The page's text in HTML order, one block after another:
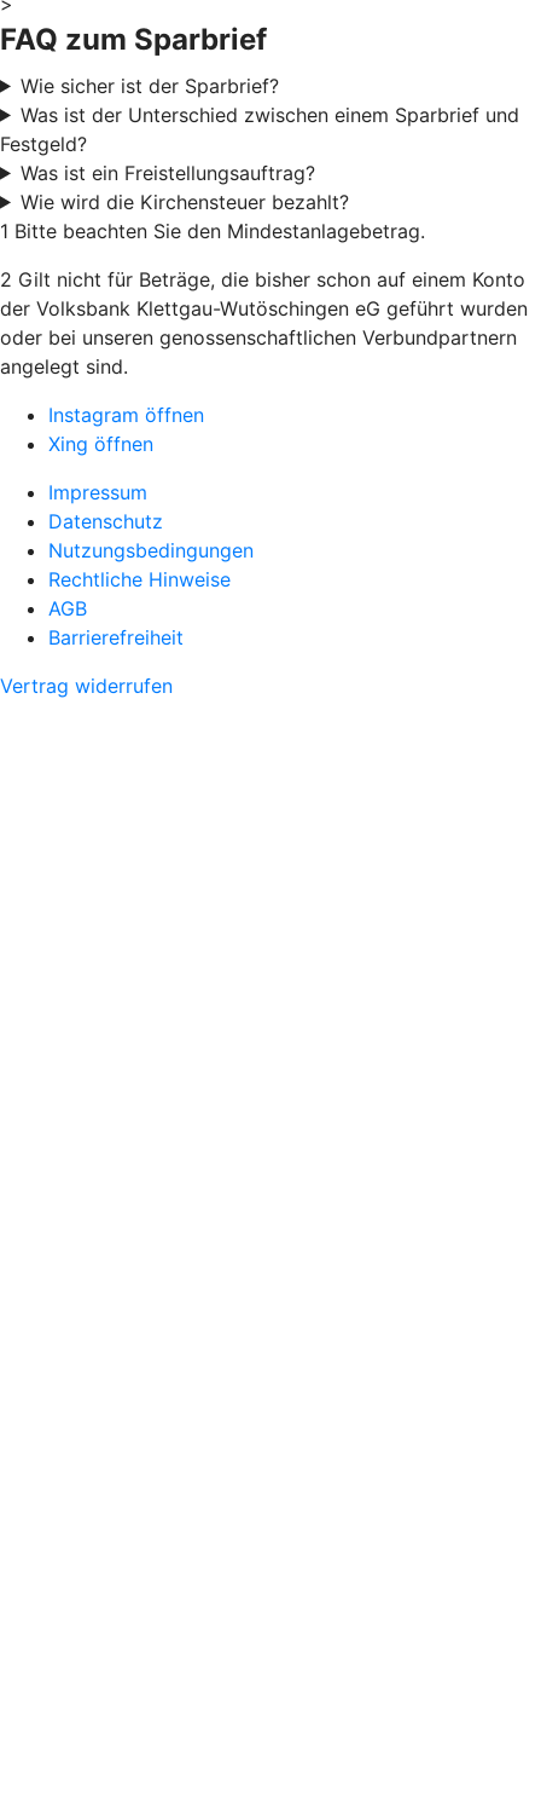
FAQ zum Sparbrief
Wie sicher ist der Sparbrief?
Was ist der Unterschied zwischen einem Sparbrief und
Festgeld?
Was ist ein Freistellungsauftrag?
Wie wird die Kirchensteuer bezahlt?
1 Bitte beachten Sie den Mindestanlagebetrag.
2 Gilt nicht für Beträge, die bisher schon auf einem Konto
der Volksbank Klettgau-Wutöschingen eG geführt wurden
oder bei unseren genossenschaftlichen Verbundpartnern
angelegt sind.
Instagram öffnen
Xing öffnen
Impressum
Datenschutz
Nutzungsbedingungen
Rechtliche Hinweise
AGB
Barrierefreiheit
Vertrag widerrufen